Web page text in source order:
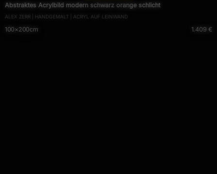
Abstraktes Acrylbild modern schwarz orange schlicht
ALEX ZERR | HANDGEMALT | ACRYL AUF LEINWAND
100×200cm 1.409 €